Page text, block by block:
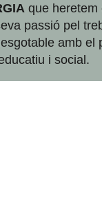
que heretem
passió pel
amb el
i social.